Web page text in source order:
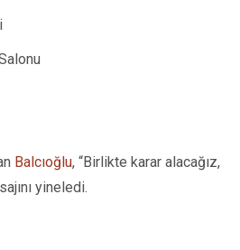
Balcıoğlu, “Birlikte karar alacağız,
yineledi.